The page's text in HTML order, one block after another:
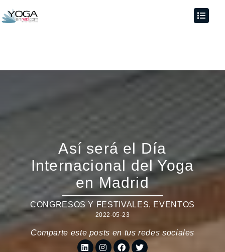
Así será el Día
Internacional del Yoga
en Madrid
CONGRESOS Y FESTIVALES, EVENTOS
2022-05-23
Comparte este posts en tus redes sociales